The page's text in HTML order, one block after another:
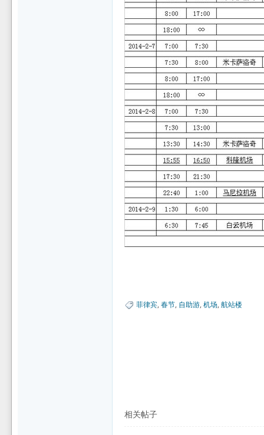
菲律宾,春节, 自助游,机场,航站楼
相关帖子